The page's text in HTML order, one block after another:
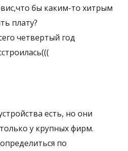
бы каким-то хитрым
плату?
четвертый год
есть, но они
у крупных фирм.
по